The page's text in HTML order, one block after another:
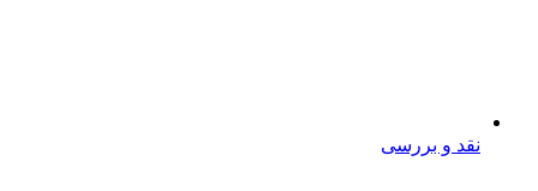
نقد و بررسی